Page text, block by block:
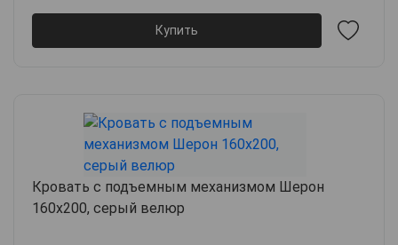
Купить
Кровать с подъемным механизмом Шерон
160х200, серый велюр